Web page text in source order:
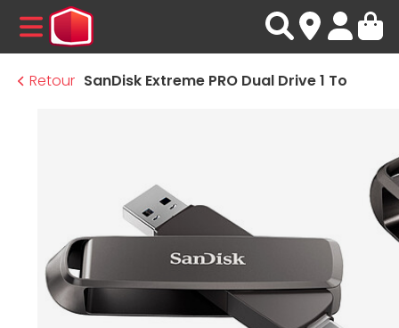
MENU
Retour SanDisk Extreme PRO Dual Drive 1 To